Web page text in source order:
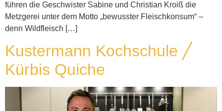
führen die Geschwister Sabine und Christian Kroiß die
Metzgerei unter dem Motto „bewusster Fleischkonsum“ –
denn Wildfleisch […]
Kustermann Kochschule ╱
Kürbis Quiche